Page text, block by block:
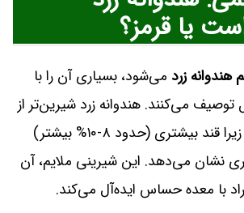
یا قرمز؟
هندوانه زرد می‌شود، بسیاری آن را با
می‌کنند. هندوانه زرد شیرین‌تر از
هندوانه قرمز است، زیرا قند بیشتری (حدود ۸-۱۰% بیشتر)
نشان می‌دهد. این شیرینی ملایم، آن
با معده حساس ایده‌آل می‌کند.